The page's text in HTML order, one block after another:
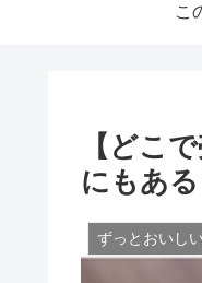
こ
【どこ
にもあ
ずっとおいし